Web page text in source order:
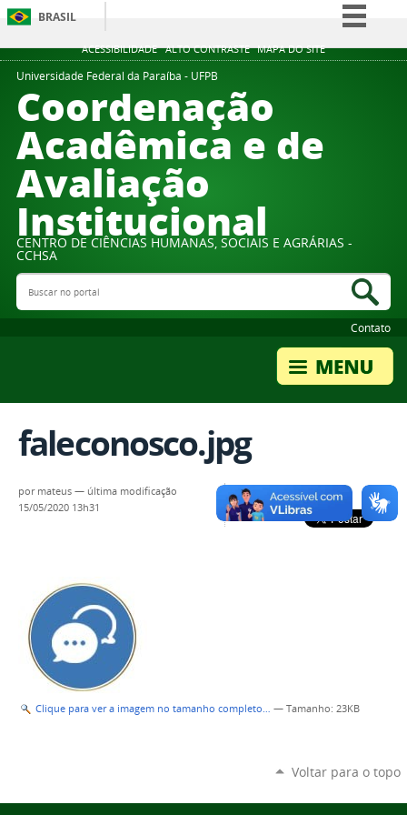
ACESSIBILIDADE ALTO CONTRASTE MAPA DO SITE
BRASIL
Simplifique!
Participe
Acesso à informação
Legislação
Universidade Federal da Paraíba - UFPB
Coordenação
Acadêmica e de
Avaliação
Institucional
CENTRO DE CIÊNCIAS HUMANAS, SOCIAIS E AGRÁRIAS -
CCHSA
Buscar no portal
Contato
faleconosco.jpg
por mateus — última modificação
15/05/2020 13h31
Clique para ver a imagem no tamanho completo… — Tamanho: 23KB
Voltar para o topo